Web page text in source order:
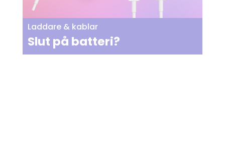
Laddare & kablar
Slut på batteri?